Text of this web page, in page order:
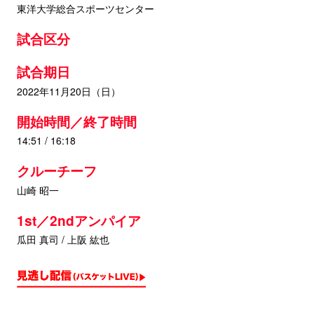
東洋大学総合スポーツセンター
試合区分
試合期日
2022年11月20日（日）
開始時間／終了時間
14:51 / 16:18
クルーチーフ
山崎 昭一
1st／2ndアンパイア
瓜田 真司 / 上阪 紘也